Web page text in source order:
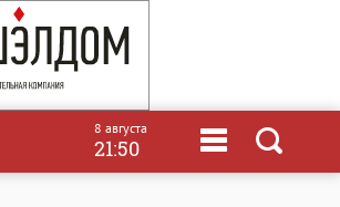
8 августа
21:50